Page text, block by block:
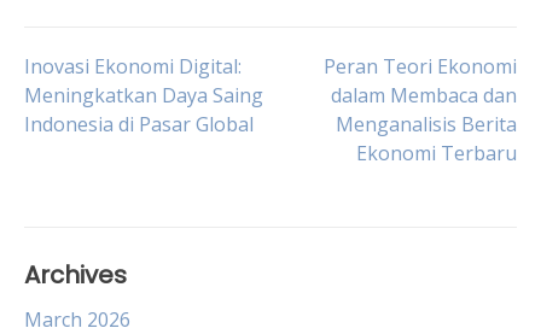
Post
navigation
Inovasi Ekonomi Digital:
Meningkatkan Daya Saing
Indonesia di Pasar Global
Peran Teori Ekonomi
dalam Membaca dan
Menganalisis Berita
Ekonomi Terbaru
Archives
March 2026